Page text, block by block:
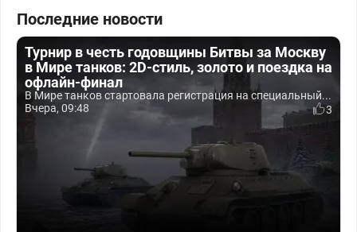
Последние новости
Турнир в честь годовщины Битвы за Москву
в Мире танков: 2D-стиль, золото и поездка на
офлайн-финал
В Мире танков стартовала регистрация на специальный...
Вчера, 09:48
3